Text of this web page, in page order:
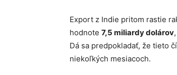
Export z Indie pritom rastie
hodnote 7,5 miliardy dolárov
Dá sa predpokladať, že tieto
niekoľkých mesiacoch.